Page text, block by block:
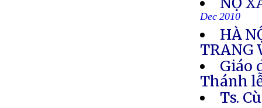
Dec 2010
HÀ
TRANG
Giáo
Thánh
Ts.